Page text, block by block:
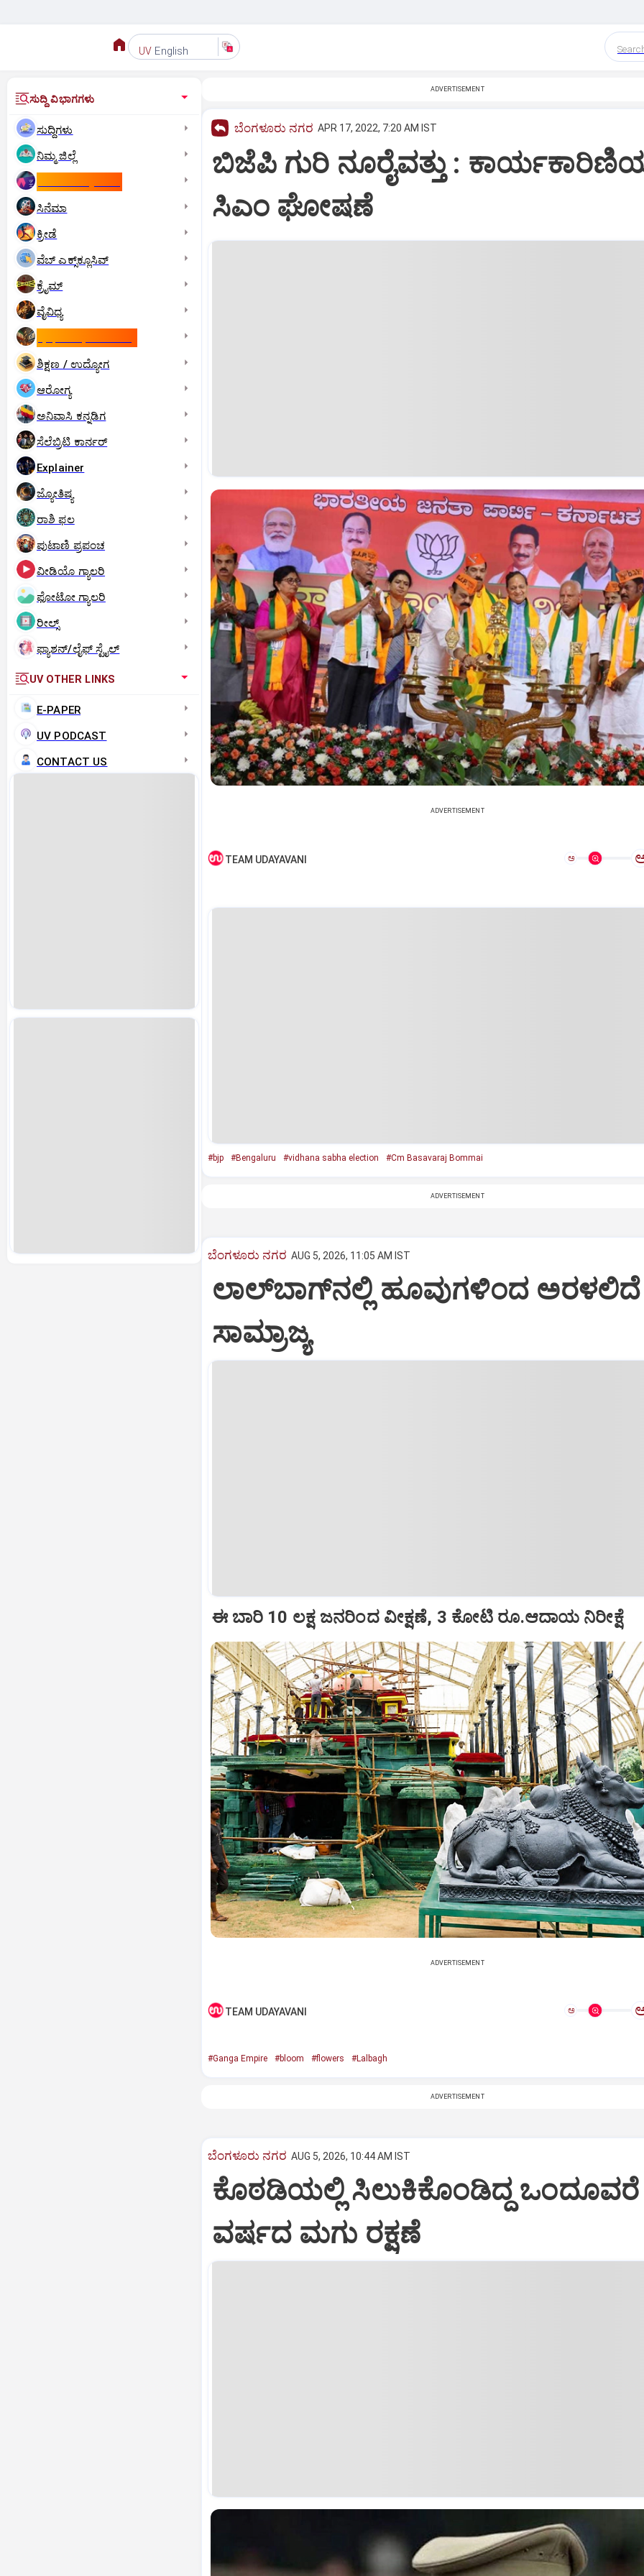
UV English
ಸುದ್ದಿ ವಿಭಾಗಗಳು
ಸುದ್ದಿಗಳು
ನಿಮ್ಮ ಜಿಲ್ಲೆ
ಸಿನೆಮಾ
ಕ್ರೀಡೆ
ವೆಬ್ ಎಕ್ಸ್‌ಕ್ಲೂಸಿವ್
ಕ್ರೈಮ್
ವೈವಿಧ್ಯ
ಶಿಕ್ಷಣ / ಉದ್ಯೋಗ
ಆರೋಗ್ಯ
ಅನಿವಾಸಿ ಕನ್ನಡಿಗ
ಸೆಲೆಬ್ರಿಟಿ ಕಾರ್ನರ್‌
Explainer
ಜ್ಯೋತಿಷ್ಯ
ರಾಶಿ ಫಲ
ಪುಟಾಣಿ ಪ್ರಪಂಚ
ವೀಡಿಯೊ ಗ್ಯಾಲರಿ
ಫೋಟೋ ಗ್ಯಾಲರಿ
ರೀಲ್ಸ್
ಫ್ಯಾಶನ್/ಲೈಫ್‌ ಸ್ಟೈಲ್
UV OTHER LINKS
E-PAPER
UV PODCAST
CONTACT US
ADVERTISEMENT
ಬೆಂಗಳೂರು ನಗರ APR 17, 2022, 7:20 AM IST
ಬಿಜೆಪಿ ಗುರಿ ನೂರೈವತ್ತು :
ಸಿಎಂ ಘೋಷಣೆ
ADVERTISEMENT
TEAM UDAYAVANI ಅ
#bjp #Bengaluru #vidhana sabha election #Cm Basavaraj Bommai
ADVERTISEMENT
ಬೆಂಗಳೂರು ನಗರ AUG 5, 2026, 11:05 AM IST
ಲಾಲ್‌ಬಾಗ್‌ನಲ್ಲಿ ಹೂವುಗಳಿಂದ
ಸಾಮ್ರಾಜ್ಯ
ಈ ಬಾರಿ 10 ಲಕ್ಷ ಜನರಿಂದ ವೀಕ್ಷಣೆ, 3 ಕೋಟಿ ರೂ.ಆದಾಯ ನಿರೀಕ್ಷೆ
ADVERTISEMENT
TEAM UDAYAVANI ಅ
#Ganga Empire #bloom #flowers #Lalbagh
ADVERTISEMENT
ಬೆಂಗಳೂರು ನಗರ AUG 5, 2026, 10:44 AM IST
ಕೊಠಡಿಯಲ್ಲಿ ಸಿಲುಕಿಕೊಂಡಿದ್ದ ಒಂದೂವರೆ
ವರ್ಷದ ಮಗು ರಕ್ಷಣೆ